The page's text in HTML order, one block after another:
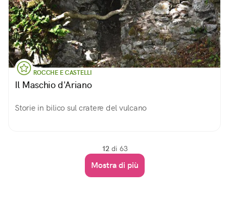
ROCCHE E CASTELLI
Il Maschio d'Ariano
Storie in bilico sul cratere del vulcano
12 di 63
Mostra di più